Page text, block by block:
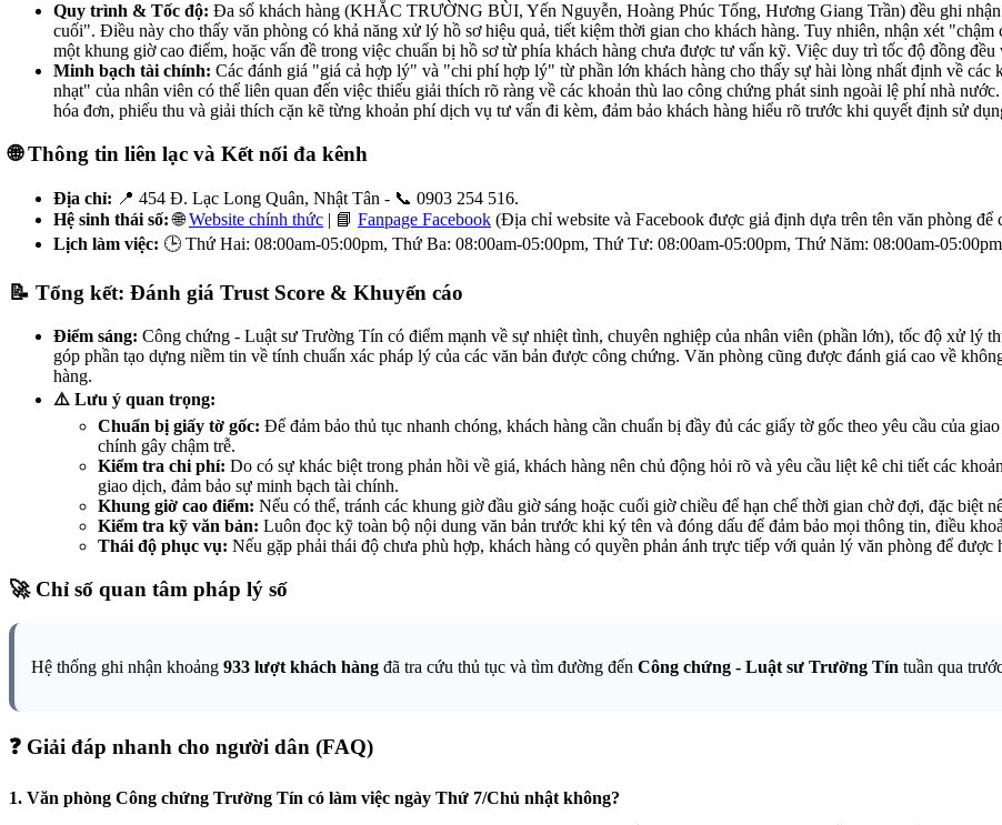
Quy trình & Tốc độ: Đa số khách hàng (KHẮC TRƯỜNG BÙI, Yến Nguyễn, Hoàng Phúc Tống, Hương Giang Trần) đều ghi
cuối". Điều này cho thấy văn phòng có khả năng xử lý hồ sơ hiệu quả, tiết kiệm thời gian cho khách hàng. Tuy nhiên, nhận xét
một khung giờ cao điểm, hoặc vấn đề trong việc chuẩn bị hồ sơ từ phía khách hàng chưa được tư vấn kỹ. Việc duy trì tốc độ đồng
Minh bạch tài chính: Các đánh giá "giá cả hợp lý" và "chi phí hợp lý" từ phần lớn khách hàng cho thấy sự hài lòng nhất định về
nhạt" của nhân viên có thể liên quan đến việc thiếu giải thích rõ ràng về các khoản thù lao công chứng phát sinh ngoài lệ phí nhà
hóa đơn, phiếu thu và giải thích cặn kẽ từng khoản phí dịch vụ tư vấn đi kèm, đảm bảo khách hàng hiểu rõ trước khi quyết định sử
🌐 Thông tin liên lạc và Kết nối đa kênh
Địa chỉ: 📍 454 Đ. Lạc Long Quân, Nhật Tân - 📞 0903 254 516.
Hệ sinh thái số:🌐Website chính thức | 📘 Fanpage Facebook (Địa chỉ website và Facebook được giả định dựa trên tên văn phòng để
Lịch làm việc: 🕒 Thứ Hai: 08:00am-05:00pm, Thứ Ba: 08:00am-05:00pm, Thứ Tư: 08:00am-05:00pm, Thứ Năm: 08:00am-
📝 Tổng kết: Đánh giá Trust Score & Khuyến cáo
Điểm sáng: Công chứng - Luật sư Trường Tín có điểm mạnh về sự nhiệt tình, chuyên nghiệp của nhân viên (phần lớn), tốc độ xử lý
góp phần tạo dựng niềm tin về tính chuẩn xác pháp lý của các văn bản được công chứng. Văn phòng cũng được đánh giá cao về
hàng.
⚠️ Lưu ý quan trọng:
Chuẩn bị giấy tờ gốc: Để đảm bảo thủ tục nhanh chóng, khách hàng cần chuẩn bị đầy đủ các giấy tờ gốc theo yêu cầu của
chính gây chậm trễ.
Kiểm tra chi phí: Do có sự khác biệt trong phản hồi về giá, khách hàng nên chủ động hỏi rõ và yêu cầu liệt kê chi tiết các
giao dịch, đảm bảo sự minh bạch tài chính.
Khung giờ cao điểm: Nếu có thể, tránh các khung giờ đầu giờ sáng hoặc cuối giờ chiều để hạn chế thời gian chờ đợi, đặc biệt
Kiểm tra kỹ văn bản: Luôn đọc kỹ toàn bộ nội dung văn bản trước khi ký tên và đóng dấu để đảm bảo mọi thông tin, điều
Thái độ phục vụ: Nếu gặp phải thái độ chưa phù hợp, khách hàng có quyền phản ánh trực tiếp với quản lý văn phòng để được
🚀 Chỉ số quan tâm pháp lý số
Hệ thống ghi nhận khoảng 933 lượt khách hàng đã tra cứu thủ tục và tìm đường đến Công chứng - Luật sư Trường Tín tuần qua
❓ Giải đáp nhanh cho người dân (FAQ)
1. Văn phòng Công chứng Trường Tín có làm việc ngày Thứ 7/Chủ nhật không?